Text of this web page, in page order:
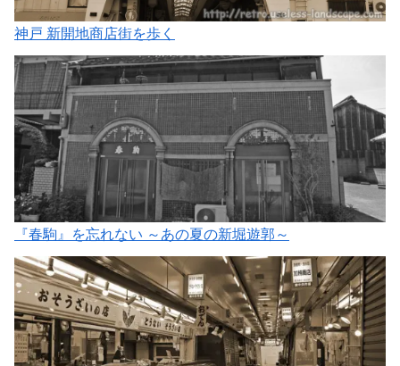
神戸 新開地商店街を歩く
『春駒』を忘れない ～あの夏の新堀遊郭～